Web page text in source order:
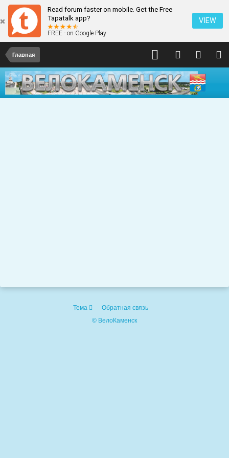
Read forum faster on mobile. Get the Free
Tapatalk app?
FREE - on Google Play
VIEW
Главная
Тема
Обратная связь
© ВелоКаменск